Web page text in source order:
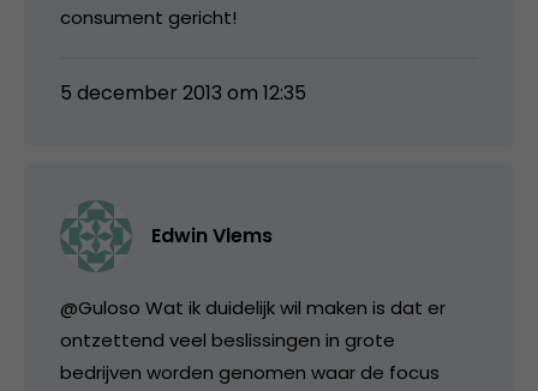
consument gericht!
5 december 2013 om 12:35
Edwin Vlems
@Guloso Wat ik duidelijk wil maken is dat er
ontzettend veel beslissingen in grote
bedrijven worden genomen waar de focus